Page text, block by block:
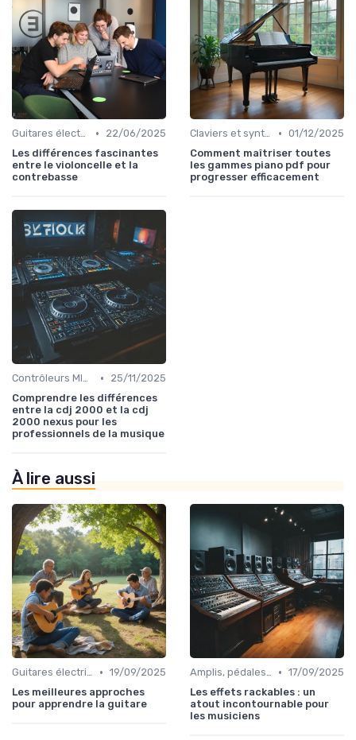
Guitares électriques et acoustiques •
22/06/2025
Les différences fascinantes
entre le violoncelle et la
contrebasse
Claviers et synthétiseurs • 01/12/2025
Comment maîtriser toutes
les gammes piano pdf pour
progresser efficacement
Contrôleurs MIDI et samplers •
25/11/2025
Comprendre les différences
entre la cdj 2000 et la cdj
2000 nexus pour les
professionnels de la musique
À lire aussi
Guitares électriques et acoustiques • 19/09/2025
Les meilleures approches
pour apprendre la guitare
Amplis, pédales et effets • 17/09/2025
Les effets rackables : un
atout incontournable pour
les musiciens